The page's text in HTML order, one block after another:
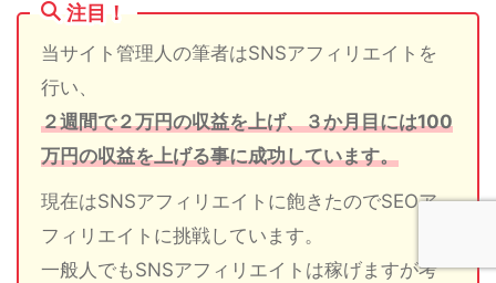
注目！
当サイト管理人の筆者はSNSアフィリエイトを
行い、
２週間で２万円の収益を上げ、３か月目には100
万円の収益を上げる事に成功しています。
現在はSNSアフィリエイトに飽きたのでSEOア
フィリエイトに挑戦しています。
一般人でもSNSアフィリエイトは稼げますが考